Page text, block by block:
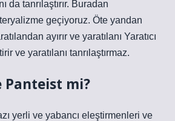
da tanrılaştırır. Buradan
geçiyoruz. Öte yandan
ayırır ve yaratılanı Yaratıcı
ve yaratılanı tanrılaştırmaz.
Panteist mi?
yerli ve yabancı eleştirmenleri ve